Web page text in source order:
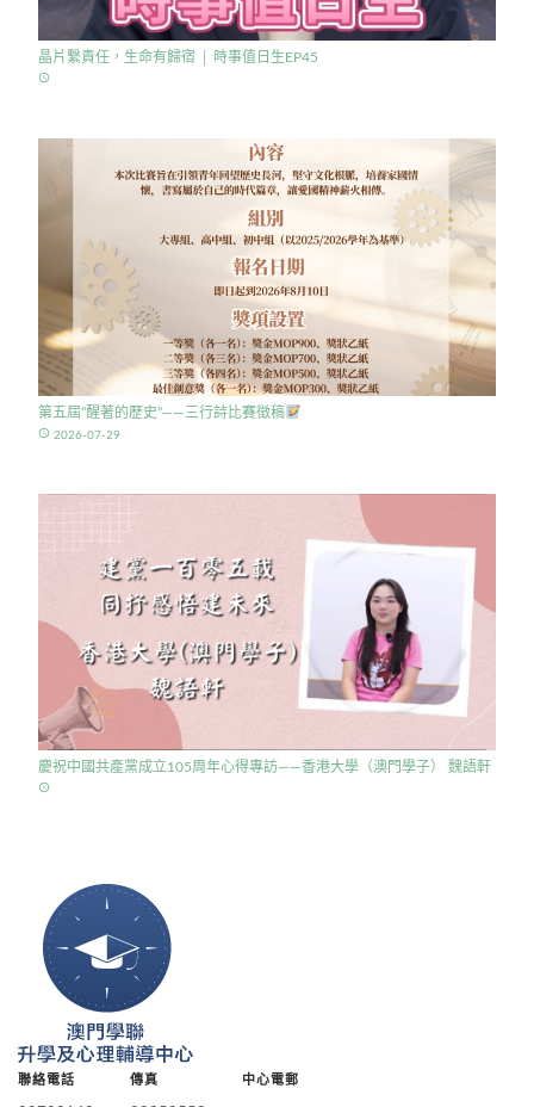
晶片繫責任，生命有歸宿 │ 時事值日生EP45
access_time
第五屆”醒著的歷史”——三行詩比賽徵稿
access_time 2026-07-29
慶祝中國共產黨成立105周年心得專訪——香港大學（澳門學子） 魏語軒
access_time
聯絡電話 傳真 中心電郵